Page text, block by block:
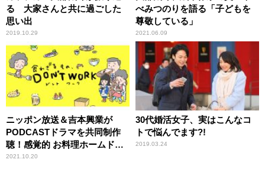
る 大家さんと共に過ごした
思い出
2019.10.29
べみつのりを語る「子どもを
尊敬している」
2021.06.09
ニッポン放送＆吉本興業が
PODCASTドラマを共同制作
聴！感覚的 お料理ホームドラ
マ『⾷わざるもの、DON’T
2021.10.20
30代婚活女子、実はこんなコ
トで悩んでます?!
2019.03.24